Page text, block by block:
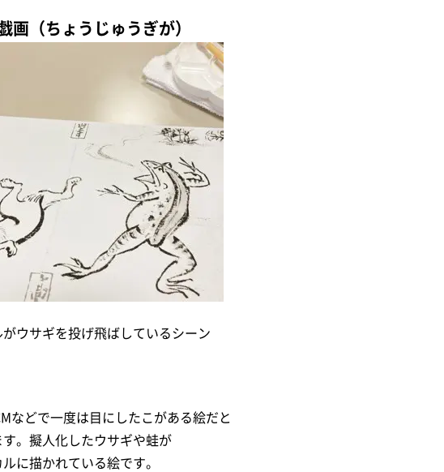
画（ちょうじゅうぎが）
がウサギを投げ飛ばしているシーン
などで一度は目にしたこがある絵だと
。擬人化したウサギや蛙が
に描かれている絵です。